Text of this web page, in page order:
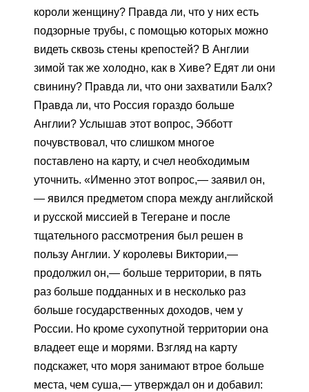
короли женщину? Правда ли, что у них есть
подзорные трубы, с помощью которых можно
видеть сквозь стены крепостей? В Англии
зимой так же холодно, как в Хиве? Едят ли они
свинину? Правда ли, что они захватили Балх?
Правда ли, что Россия гораздо больше
Англии? Услышав этот вопрос, Эбботт
почувствовал, что слишком многое
поставлено на карту, и счел необходимым
уточнить. «Именно этот вопрос,— заявил он,
— явился предметом спора между английской
и русской миссией в Тегеране и после
тщательного рассмотрения был решен в
пользу Англии. У королевы Виктории,—
продолжил он,— больше территории, в пять
раз больше подданных и в несколько раз
больше государственных доходов, чем у
России. Но кроме сухопутной территории она
владеет еще и морями. Взгляд на карту
подскажет, что моря занимают втрое больше
места, чем суша,— утверждал он и добавил: